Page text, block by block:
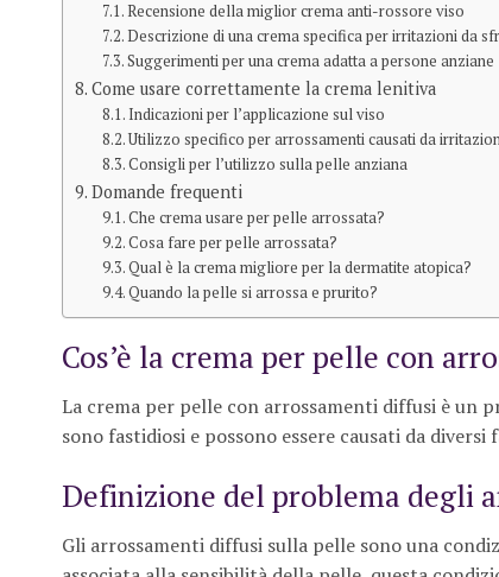
Recensione della miglior crema anti-rossore viso
Descrizione di una crema specifica per irritazioni da
Suggerimenti per una crema adatta a persone anziane
Come usare correttamente la crema lenitiva
Indicazioni per l’applicazione sul viso
Utilizzo specifico per arrossamenti causati da
Consigli per l’utilizzo sulla pelle anziana
Domande frequenti
Che crema usare per pelle arrossata?
Cosa fare per pelle arrossata?
Qual è la crema migliore per la dermatite atopica?
Quando la pelle si arrossa e prurito?
Cos’è la crema per pelle con
La crema per pelle con arrossamenti diffusi è un
sono fastidiosi e possono essere causati da
Definizione del problema degli
Gli arrossamenti diffusi sulla pelle sono una